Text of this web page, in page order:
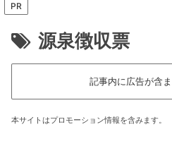
PR
源泉徴収票
記事内に広告が含ま
本サイトはプロモーション情報を含みます。